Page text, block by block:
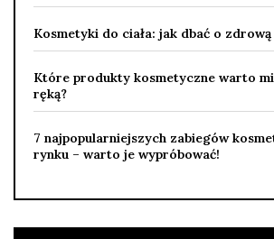
Kosmetyki do ciała: jak dbać o
Które produkty kosmetyczne warto
ręką?
7 najpopularniejszych zabiegów
rynku – warto je wypróbować!